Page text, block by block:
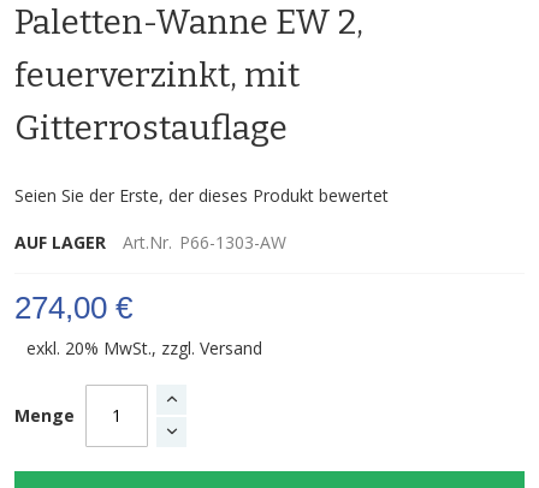
der
springen
Paletten-Wanne EW 2,
feuerverzinkt, mit
Gitterrostauflage
Seien Sie der Erste, der dieses Produkt bewertet
AUF LAGER Art.Nr. P66-1303-AW
274,00 €
exkl. 20% MwSt., zzgl. Versand
Menge